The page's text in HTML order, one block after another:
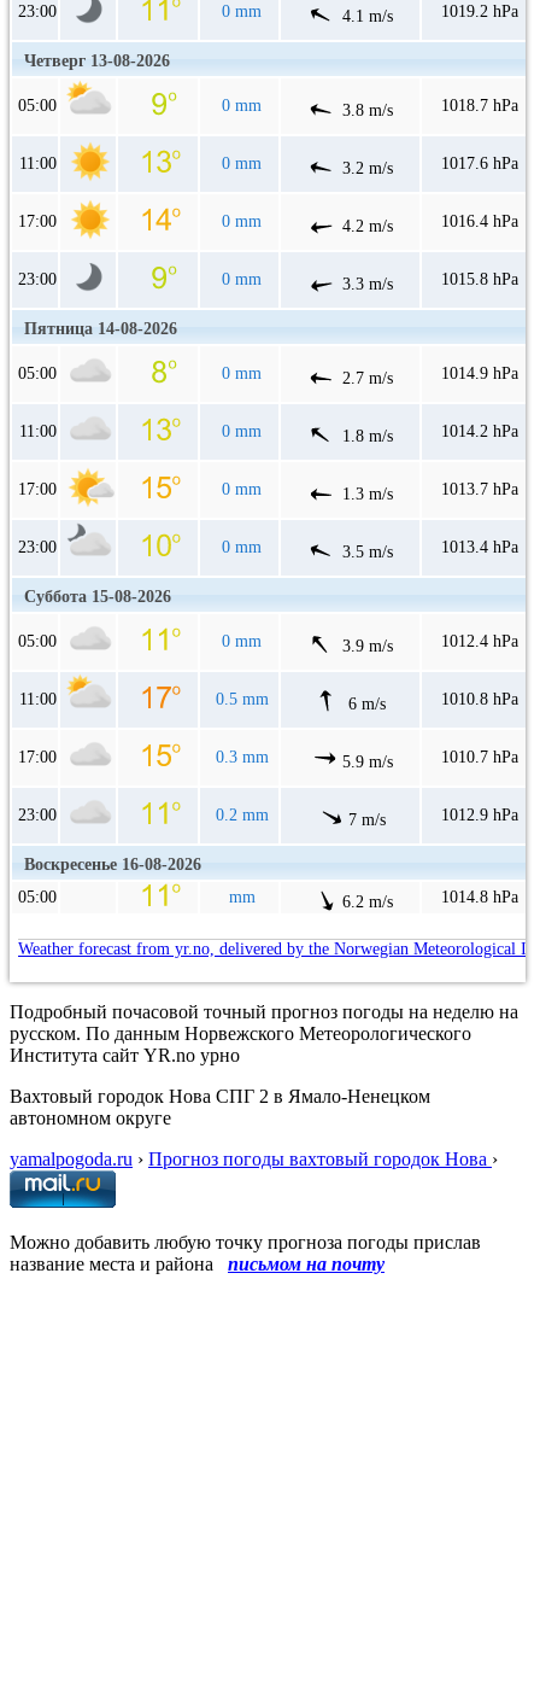
23:00 0 mm 4.1 m/s 1019.2 hPa
Четверг 13-08-2026
05:00 0 mm 3.8 m/s 1018.7 hPa
11:00 0 mm 3.2 m/s 1017.6 hPa
17:00 0 mm 4.2 m/s 1016.4 hPa
23:00 0 mm 3.3 m/s 1015.8 hPa
Пятница 14-08-2026
05:00 0 mm 2.7 m/s 1014.9 hPa
11:00 0 mm 1.8 m/s 1014.2 hPa
17:00 0 mm 1.3 m/s 1013.7 hPa
23:00 0 mm 3.5 m/s 1013.4 hPa
Суббота 15-08-2026
05:00 0 mm 3.9 m/s 1012.4 hPa
11:00 0.5 mm 6 m/s 1010.8 hPa
17:00 0.3 mm 5.9 m/s 1010.7 hPa
23:00 0.2 mm 7 m/s 1012.9 hPa
Воскресенье 16-08-2026
05:00
mm 6.2 m/s 1014.8 hPa
Weather forecast from yr.no, delivered by the Norwegian Meteorological
Подробный почасовой точный прогноз погоды на неделю на
русском. По данным Норвежского Метеорологического
Института сайт YR.no урно
Вахтовый городок Нова СПГ 2 в Ямало-Ненецком
автономном округе
yamalpogoda.ru › Прогноз погоды вахтовый городок Нова ›
Можно добавить любую точку прогноза погоды прислав
название места и района
письмом на почту